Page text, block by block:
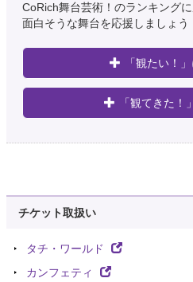
CoRich舞台芸術！のランキングに
面白そうな舞台を応援しましょう
「観たい！
「観てきた！
チケット取扱い
タチ・ワールド
カンフェティ